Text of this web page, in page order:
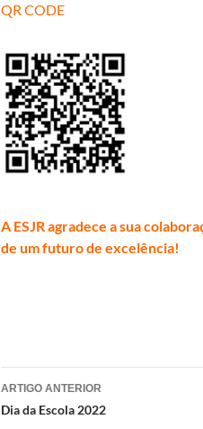
QR CODE
A ESJR agradece a sua
de um futuro de excelência!
Navegação
de
ARTIGO ANTERIOR
Dia da Escola 2022